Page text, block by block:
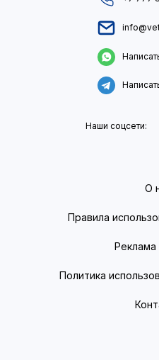
Наши соцсети:
О
Правила
Реклама
Политика